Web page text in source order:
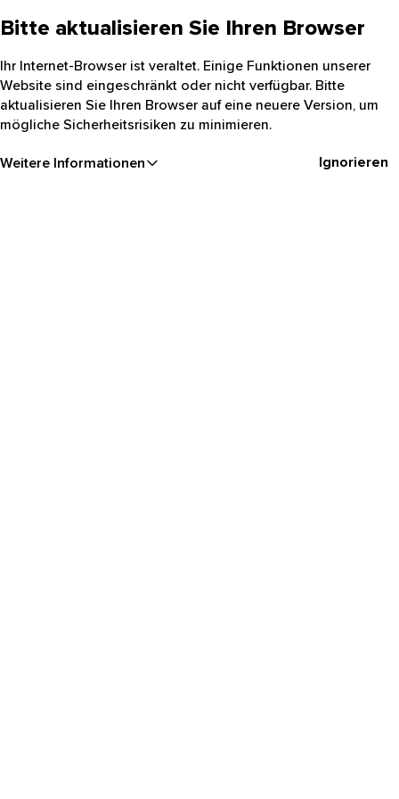
Bitte aktualisieren Sie Ihren Browser
Ihr Internet-Browser ist veraltet. Einige Funktionen unserer
Website sind eingeschränkt oder nicht verfügbar. Bitte
aktualisieren Sie Ihren Browser auf eine neuere Version, um
mögliche Sicherheitsrisiken zu minimieren.
Weitere Informationen Ignorieren